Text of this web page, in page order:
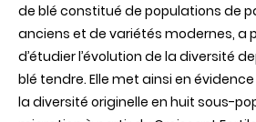
de blé constitué de populations de
anciens et de variétés modernes, a
d’étudier l’évolution de la diversité
blé tendre. Elle met ainsi en
la diversité originelle en huit sous-